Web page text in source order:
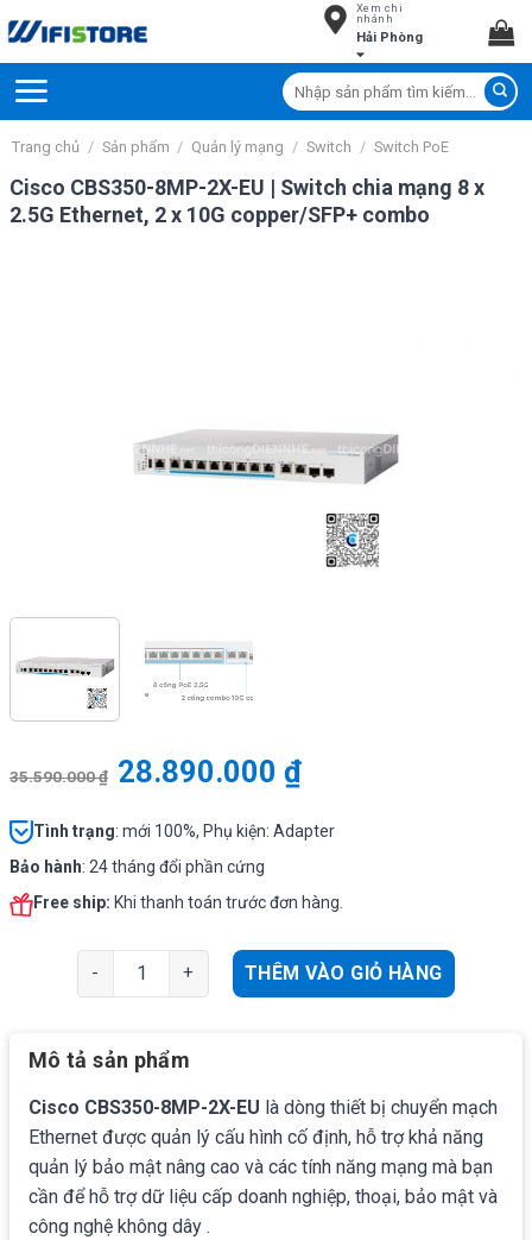
to
Xem chi
nhánh
Hải Phòng
Tìm
kiếm:
Trang chủ / Sản phẩm / Quản lý mạng / Switch / Switch PoE
Cisco CBS350-8MP-2X-EU | Switch chia mạng 8 x
2.5G Ethernet, 2 x 10G copper/SFP+ combo
35.590.000₫ 28.890.000₫
Tình trạng: mới 100%, Phụ kiện: Adapter
Bảo hành: 24 tháng đổi phần cứng
Free ship: Khi thanh toán trước đơn hàng.
Cisco CBS350-8MP-2X-EU | Switch chia mạng 8 x
THÊM VÀO GIỎ HÀNG
Mô tả sản phẩm
Cisco CBS350-8MP-2X-EU là dòng thiết bị chuyển mạch
Ethernet được quản lý cấu hình cố định, hỗ trợ khả năng
quản lý bảo mật nâng cao và các tính năng mạng mà bạn
cần để hỗ trợ dữ liệu cấp doanh nghiệp, thoại, bảo mật và
công nghệ không dây .